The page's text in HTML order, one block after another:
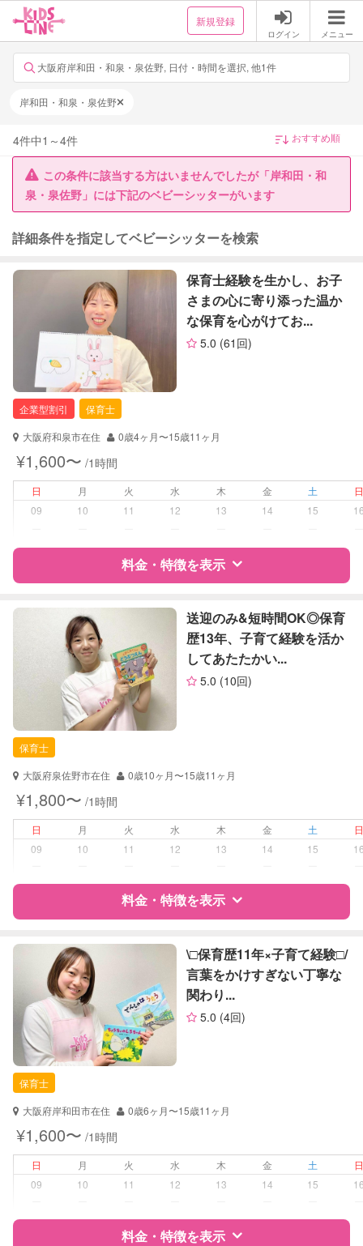
新規登録
ログイン メニュー
大阪府岸和田・和泉・泉佐野, 日付・時間を選択, 他1件
岸和田・和泉・泉佐野
4件中1 ～4件
この条件に該当する方はいませんでしたが「岸和田・和
泉・泉佐野」には下記のベビーシッターがいます
詳細条件を指定してベビーシッターを検索
保育士経験を生かし、お子
さまの心に寄り添った温か
な保育を心がけてお...
5.0 (61回)
企業型割引
保育士
大阪府和泉市在住
0歳4ヶ月〜15歳11ヶ月
¥1,600〜 /1時間
日 月 火 水 木 金 土
09
10 11 12 13 14 15
料金・特徴を表示
特徴 料金 レビュー
サポートの特徴
企業型割引対象(旧内閣府補助対象)
保育士
対応可能/特徴
送迎サポート
病児対応 病児、病後児、ともに不可
音楽レッスン
絵・工作レッスン
定期予約
お子様の撮影
（定期特典）
対応可能
送迎のみ&短時間OK◎保育
歴13年、子育て経験を活か
してあたたかい...
5.0 (10回)
保育士
大阪府泉佐野市在住
0歳10ヶ月〜15歳11ヶ月
¥1,800〜 /1時間
日 月 火 水 木 金 土
09
10 11 12 13 14 15
料金・特徴を表示
特徴 料金 レビュー
サポートの特徴
資格
自治体届出済ベビーシッター
対応可能/特徴
子育て経験
病児対応
障がい児対応 対応可否は個別に相談
レッスン 絵・工作レッスン
\□︎保育歴11年×子育て経験□︎/
言葉をかけすぎない丁寧な
関わり...
5.0 (4回)
保育士
大阪府岸和田市在住
0歳6ヶ月〜15歳11ヶ月
¥1,600〜 /1時間
日 月 火 水 木 金 土
09
10 11 12 13 14 15
料金・特徴を表示